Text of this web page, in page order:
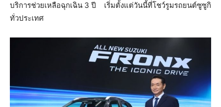
บริการช่วยเหลือฉุกเฉิน 3 ปี
เริ่มตั้งแต่วันนี้ที่โชว์รูมรถยนต์ซูซูกิ
ทั่วประเทศ